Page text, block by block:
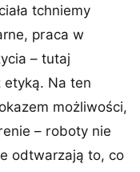
tchniemy
praca w
– tutaj
etyką. Na ten
możliwości,
– roboty nie
odtwarzają to, co